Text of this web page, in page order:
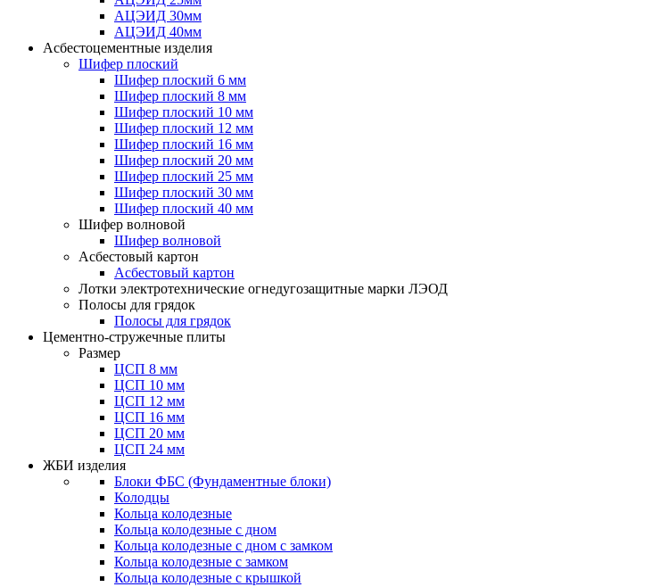
АЦЭИД 30мм
АЦЭИД 40мм
Асбестоцементные изделия
Шифер плоский
Шифер плоский 6 мм
Шифер плоский 8 мм
Шифер плоский 10 мм
Шифер плоский 12 мм
Шифер плоский 16 мм
Шифер плоский 20 мм
Шифер плоский 25 мм
Шифер плоский 30 мм
Шифер плоский 40 мм
Шифер волновой
Шифер волновой
Асбестовый картон
Асбестовый картон
Лотки электротехнические огнедугозащитные марки ЛЭОД
Полосы для грядок
Полосы для грядок
Цементно-стружечные плиты
Размер
ЦСП 8 мм
ЦСП 10 мм
ЦСП 12 мм
ЦСП 16 мм
ЦСП 20 мм
ЦСП 24 мм
ЖБИ изделия
Блоки ФБС (Фундаментные блоки)
Колодцы
Кольца колодезные
Кольца колодезные с дном
Кольца колодезные с дном с замком
Кольца колодезные с замком
Кольца колодезные с крышкой